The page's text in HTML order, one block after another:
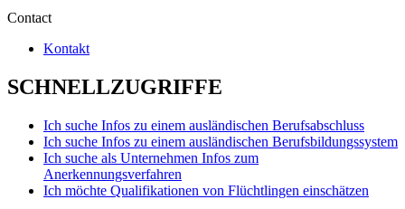
Contact
Kontakt
SCHNELLZUGRIFFE
Ich suche Infos zu einem ausländischen Berufsabschluss
Ich suche Infos zu einem ausländischen Berufsbildungssystem
Ich suche als Unternehmen Infos zum
Anerkennungsverfahren
Ich möchte Qualifikationen von Flüchtlingen einschätzen